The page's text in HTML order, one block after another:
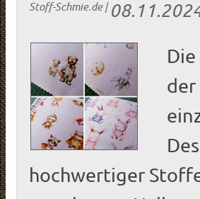
Stoff-Schmie.de|
hochwertiger